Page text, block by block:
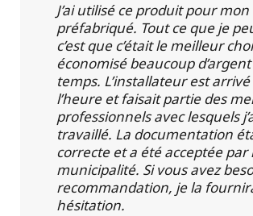
J’ai utilisé ce produit pour
préfabriqué. Tout ce que je
c’est que c’était le meilleur
économisé beaucoup
temps. L’installateur est arrivé
l’heure et faisait partie des
professionnels avec lesquels
travaillé. La documentation
correcte et a été acceptée par
municipalité. Si vous avez
recommandation, je la
hésitation.